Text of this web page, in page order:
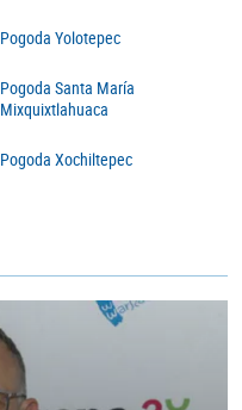
Pogoda Yolotepec
Pogoda Santa María
Mixquixtlahuaca
Pogoda Xochiltepec